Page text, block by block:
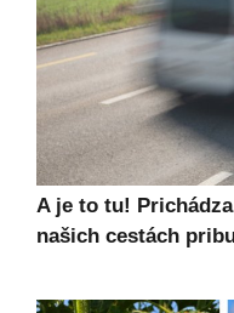
A je to tu!
našich cestách